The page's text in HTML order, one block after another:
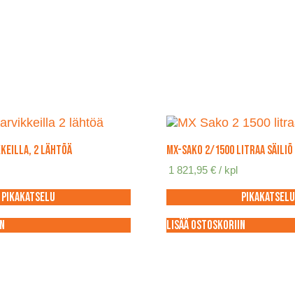
2 lähtöä
Pikakatselu
MX-Sako 2/1500 litraa säiliö
1 821,95 € / kpl
Pikakatselu
Lisää ostoskoriin